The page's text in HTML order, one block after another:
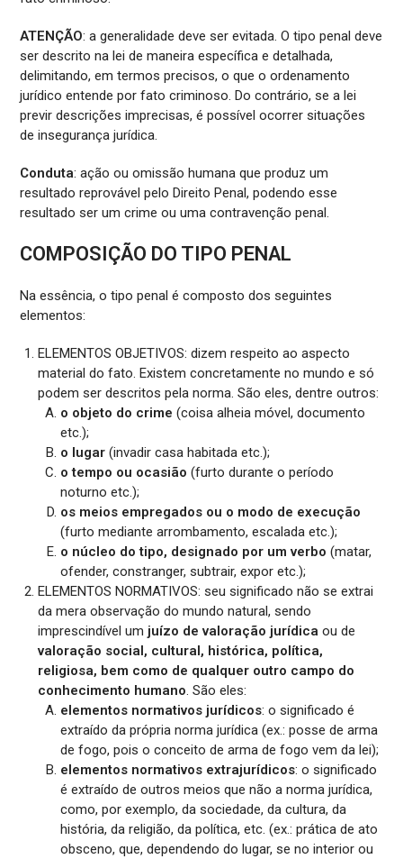
ATENÇÃO: a generalidade deve ser evitada. O tipo penal deve
ser descrito na lei de maneira específica e detalhada,
delimitando, em termos precisos, o que o ordenamento
jurídico entende por fato criminoso. Do contrário, se a lei
previr descrições imprecisas, é possível ocorrer situações
de insegurança jurídica.
Conduta: ação ou omissão humana que produz um
resultado reprovável pelo Direito Penal, podendo esse
resultado ser um crime ou uma contravenção penal.
COMPOSIÇÃO DO TIPO PENAL
Na essência, o tipo penal é composto dos seguintes
elementos:
ELEMENTOS OBJETIVOS: dizem respeito ao aspecto
material do fato. Existem concretamente no mundo e só
podem ser descritos pela norma. São eles, dentre outros:
o objeto do crime (coisa alheia móvel, documento
etc.);
o lugar (invadir casa habitada etc.);
o tempo ou ocasião (furto durante o período
noturno etc.);
os meios empregados ou o modo de execução
(furto mediante arrombamento, escalada etc.);
o núcleo do tipo, designado por um verbo (matar,
ofender, constranger, subtrair, expor etc.);
ELEMENTOS NORMATIVOS: seu significado não se extrai
da mera observação do mundo natural, sendo
imprescindível um juízo de valoração jurídica ou de
valoração social, cultural, histórica, política,
religiosa, bem como de qualquer outro campo do
conhecimento humano. São eles:
elementos normativos jurídicos: o significado é
extraído da própria norma jurídica (ex.: posse de arma
de fogo, pois o conceito de arma de fogo vem da lei);
elementos normativos extrajurídicos: o significado
é extraído de outros meios que não a norma jurídica,
como, por exemplo, da sociedade, da cultura, da
história, da religião, da política, etc. (ex.: prática de ato
obsceno, que, dependendo do lugar, se no interior ou